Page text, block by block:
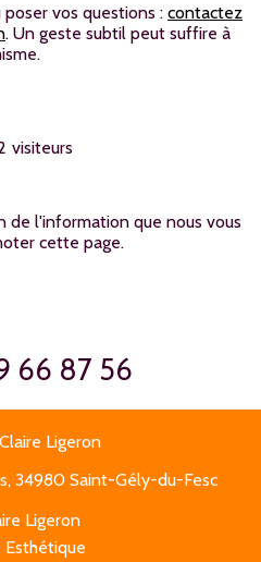
vos questions : contactez
. Un geste subtil peut suffire à
visiteurs
de l'information que nous vous
cette page.
66 87 56
Ligeron
34980 Saint-Gély-du-Fesc
Ligeron
Esthétique